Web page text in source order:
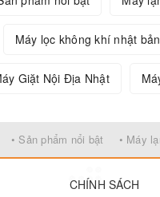
Máy lọc không khí nhật bản
Giặt Nội Địa Nhật
• Sản phẩm nổi bật • Máy
CHÍNH SÁCH